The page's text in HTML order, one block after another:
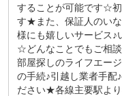
することが可能です☆
す★また、保証人のい
様にも嬉しいサービス♪
☆どんなことでもご相
部屋探しのライフエー
の手続♪引越し業者手配
ださい★各線主要駅よ